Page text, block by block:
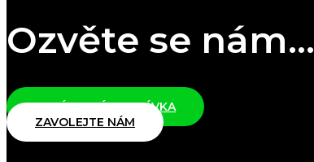
Ozvěte se nám...
NEZÁVAZNÁ POPTÁVKA
ZAVOLEJTE NÁM